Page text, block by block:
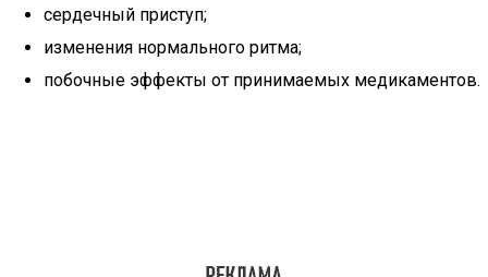
сердечный приступ;
изменения нормального ритма;
побочные эффекты от принимаемых медикаментов.